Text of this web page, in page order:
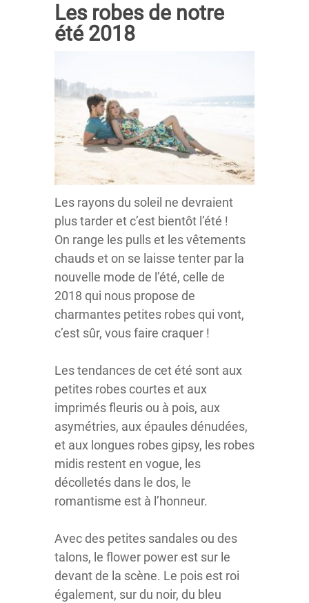
Les robes de notre
été 2018
Les rayons du soleil ne devraient
plus tarder et c’est bientôt l’été !
On range les pulls et les vêtements
chauds et on se laisse tenter par la
nouvelle mode de l’été, celle de
2018 qui nous propose de
charmantes petites robes qui vont,
c’est sûr, vous faire craquer !
Les tendances de cet été sont aux
petites robes courtes et aux
imprimés fleuris ou à pois, aux
asymétries, aux épaules dénudées,
et aux longues robes gipsy, les robes
midis restent en vogue, les
décolletés dans le dos, le
romantisme est à l’honneur.
Avec des petites sandales ou des
talons, le flower power est sur le
devant de la scène. Le pois est roi
également, sur du noir, du bleu